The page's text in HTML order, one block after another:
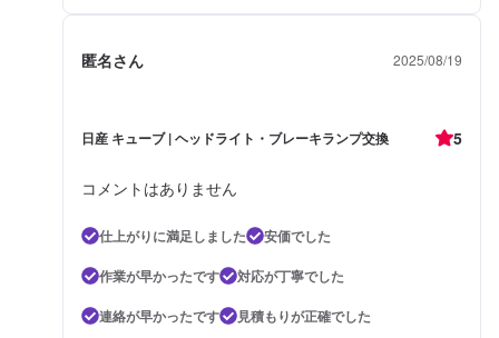
匿名さん 2025/08/19
日産 キューブ | ヘッドライト・ブレーキランプ交換 5
コメントはありません
仕上がりに満足しました
安価でした
作業が早かったです
対応が丁寧でした
連絡が早かったです
見積もりが正確でした